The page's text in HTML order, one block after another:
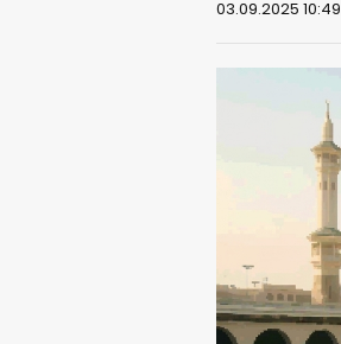
03.09.2025 10:49